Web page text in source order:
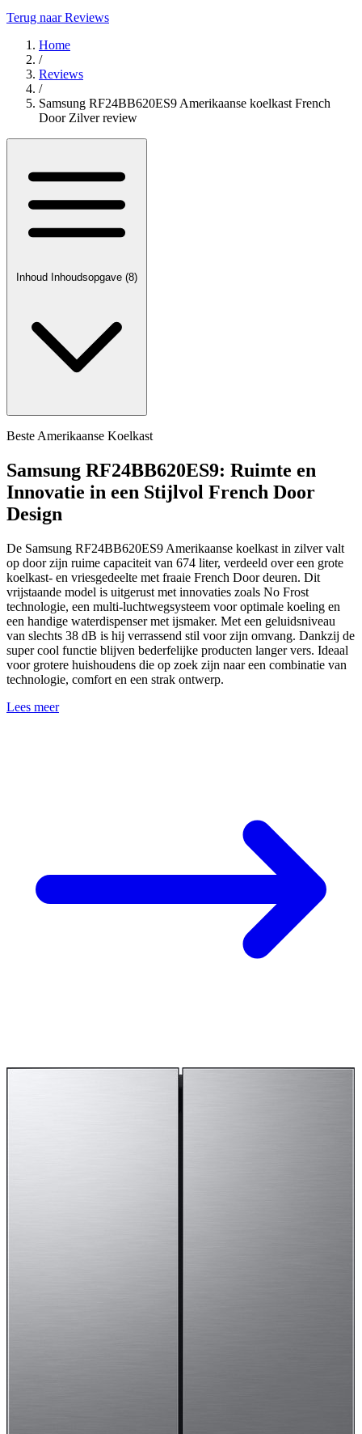
Terug naar Reviews
Home
/
Reviews
/
Samsung RF24BB620ES9 Amerikaanse koelkast French
Door Zilver review
Inhoud Inhoudsopgave (8)
Beste Amerikaanse Koelkast
Samsung RF24BB620ES9: Ruimte en
Innovatie in een Stijlvol French Door
Design
De Samsung RF24BB620ES9 Amerikaanse koelkast in zilver valt
op door zijn ruime capaciteit van 674 liter, verdeeld over een grote
koelkast- en vriesgedeelte met fraaie French Door deuren. Dit
vrijstaande model is uitgerust met innovaties zoals No Frost
technologie, een multi-luchtwegsysteem voor optimale koeling en
een handige waterdispenser met ijsmaker. Met een geluidsniveau
van slechts 38 dB is hij verrassend stil voor zijn omvang. Dankzij de
super cool functie blijven bederfelijke producten langer vers. Ideaal
voor grotere huishoudens die op zoek zijn naar een combinatie van
technologie, comfort en een strak ontwerp.
Lees meer